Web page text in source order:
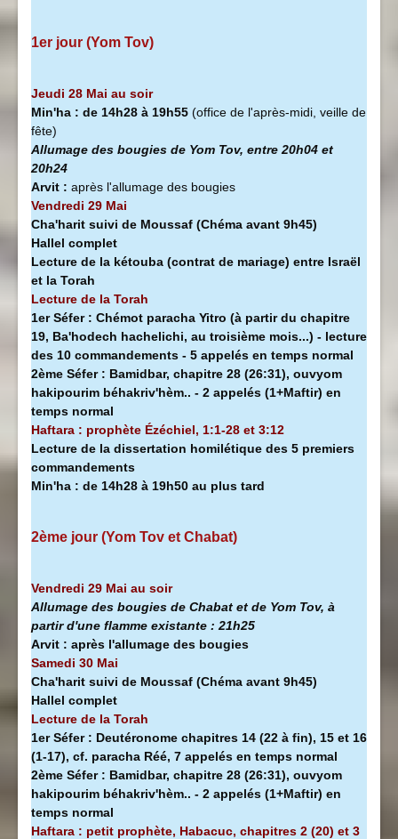
1er jour (Yom Tov)
Jeudi 28 Mai au soir
Min'ha : de 14h28 à 19h55 (office de l'après-midi, veille de
fête)
Allumage des bougies de Yom Tov, entre 20h04 et
20h24
Arvit : après l'allumage des bougies
Vendredi 29 Mai
Cha'harit suivi de Moussaf (Chéma avant 9h45)
Hallel complet
Lecture de la kétouba (contrat de mariage) entre Israël
et la Torah
Lecture de la Torah
1er Séfer : Chémot paracha Yitro (à partir du chapitre
19, Ba'hodech hachelichi, au troisième mois...) - lecture
des 10 commandements - 5 appelés en temps normal
2ème Séfer : Bamidbar, chapitre 28 (26:31), ouvyom
hakipourim béhakriv'hèm.. - 2 appelés (1+Maftir) en
temps normal
Haftara : prophète Ézéchiel, 1:1-28 et 3:12
Lecture de la dissertation homilétique des 5 premiers
commandements
Min'ha : de 14h28 à 19h50 au plus tard
2ème jour (Yom Tov et Chabat)
Vendredi 29 Mai au soir
Allumage des bougies de Chabat et de Yom Tov, à
partir d'une flamme existante : 21h25
Arvit : après l'allumage des bougies
Samedi 30 Mai
Cha'harit suivi de Moussaf (Chéma avant 9h45)
Hallel complet
Lecture de la Torah
1er Séfer : Deutéronome chapitres 14 (22 à fin), 15 et 16
(1-17), cf. paracha Réé, 7 appelés en temps normal
2ème Séfer : Bamidbar, chapitre 28 (26:31), ouvyom
hakipourim béhakriv'hèm.. - 2 appelés (1+Maftir) en
temps normal
Haftara : petit prophète, Habacuc, chapitres 2 (20) et 3